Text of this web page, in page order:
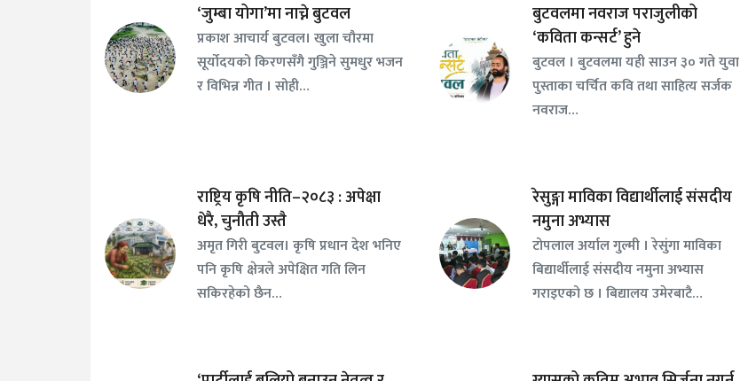
‘जुम्बा योगा’मा नाच्ने बुटवल
प्रकाश आचार्य बुटवल। खुला चौरमा
सूर्योदयको किरणसँगै गुञ्जिने सुमधुर भजन
र विभिन्न गीत । सोही…
बुटवलमा नवराज पराजुलीको
‘कविता कन्सर्ट’ हुने
बुटवल । बुटवलमा यही साउन ३० गते युवा
पुस्ताका चर्चित कवि तथा साहित्य सर्जक
नवराज…
राष्ट्रिय कृषि नीति–२०८३ : अपेक्षा
धेरै, चुनौती उस्तै
अमृत गिरी बुटवल। कृषि प्रधान देश भनिए
पनि कृषि क्षेत्रले अपेक्षित गति लिन
सकिरहेको छैन…
रेसुङ्गा माविका विद्यार्थीलाई संसदीय
नमुना अभ्यास
टोपलाल अर्याल गुल्मी । रेसुंगा माविका
बिद्यार्थीलाई संसदीय नमुना अभ्यास
गराइएको छ । बिद्यालय उमेरबाटै…